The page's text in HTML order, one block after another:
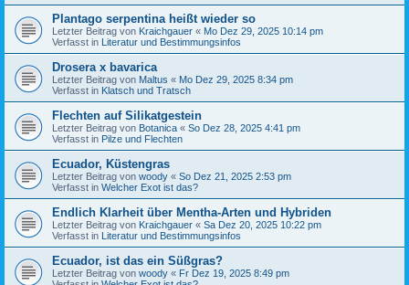
Plantago serpentina heißt wieder so
Letzter Beitrag von Kraichgauer « Mo Dez 29, 2025 10:14 pm
Verfasst in Literatur und Bestimmungsinfos
Drosera x bavarica
Letzter Beitrag von Maltus « Mo Dez 29, 2025 8:34 pm
Verfasst in Klatsch und Tratsch
Flechten auf Silikatgestein
Letzter Beitrag von Botanica « So Dez 28, 2025 4:41 pm
Verfasst in Pilze und Flechten
Ecuador, Küstengras
Letzter Beitrag von woody « So Dez 21, 2025 2:53 pm
Verfasst in Welcher Exot ist das?
Endlich Klarheit über Mentha-Arten und Hybriden
Letzter Beitrag von Kraichgauer « Sa Dez 20, 2025 10:22 pm
Verfasst in Literatur und Bestimmungsinfos
Ecuador, ist das ein Süßgras?
Letzter Beitrag von woody « Fr Dez 19, 2025 8:49 pm